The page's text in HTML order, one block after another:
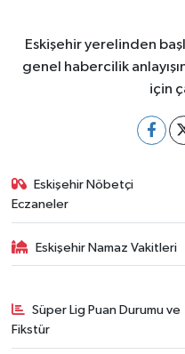
Eskişehir yerelinden
genel habercilik
için
Eskişehir Nöbetçi
Eczaneler
Eskişehir Namaz Vakitleri
Süper Lig Puan Durumu ve
Fikstür